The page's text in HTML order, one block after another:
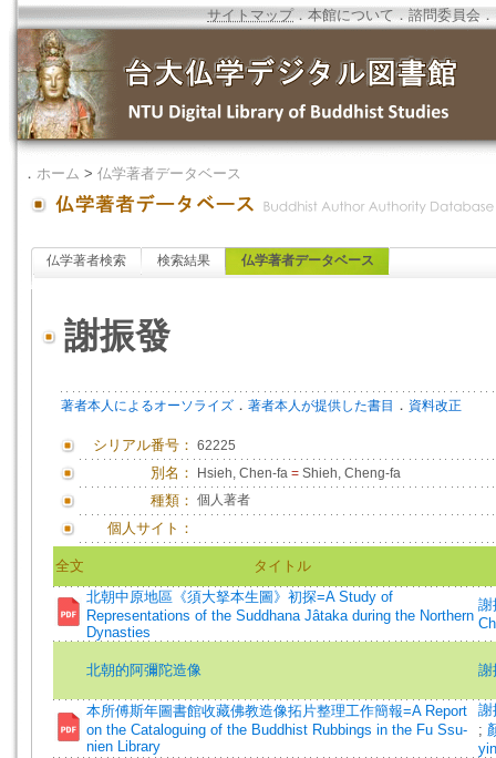
サイトマップ．本館について ．諮問委員会 ．
． ホーム > 仏学著者データベース
仏学著者検索 検索結果 仏学著者データベース
謝振發
著者本人によるオーソライズ ． 著者本人が提供した書目 ． 資料改正
シリアル番号： 62225
別名： Hsieh, Chen-fa = Shieh, Cheng-fa
種類： 個人著者
個人サイト：
全文
タイトル
北朝中原地區《須大拏本生圖》初探=A Study of
Representations of the Suddhana Jâtaka during the Northern
Dynasties
謝
北朝的阿彌陀造像 謝
本所傅斯年圖書館收藏佛教造像拓片整理工作簡報=A Report
on the Cataloguing of the Buddhist Rubbings in the Fu Ssu-
nien Library
謝
;